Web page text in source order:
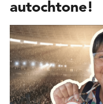
autochtone!